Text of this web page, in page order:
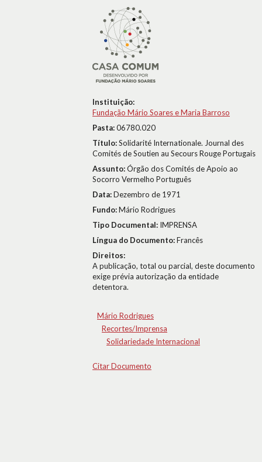
Instituição:
Fundação Mário Soares e Maria Barroso
Pasta:06780.020
Título:Solidarité Internationale. Journal des
Comités de Soutien au Secours Rouge Portugais
Assunto:Órgão dos Comités de Apoio ao
Socorro Vermelho Português
Data:Dezembro de 1971
Fundo:Mário Rodrigues
Tipo Documental: IMPRENSA
Língua do Documento:Francês
Direitos:
A publicação, total ou parcial, deste documento
exige prévia autorização da entidade
detentora.
Mário Rodrigues
Recortes/Imprensa
Solidariedade Internacional
Citar Documento